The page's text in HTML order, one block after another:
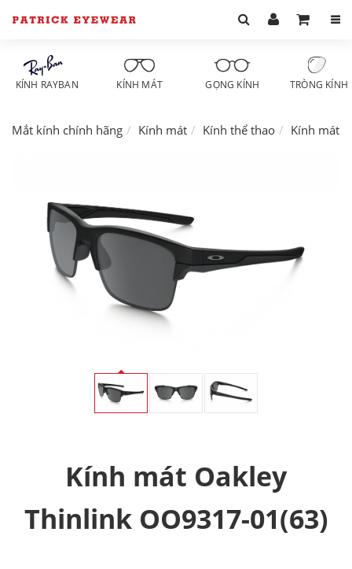
KÍNH RAYBAN KÍNH MÁT GỌNG KÍNH TRÒNG KÍNH
Mắt kính chính hãng Kính mát Kính thể thao Kính mát
Kính mát Oakley
Thinlink OO9317-01(63)